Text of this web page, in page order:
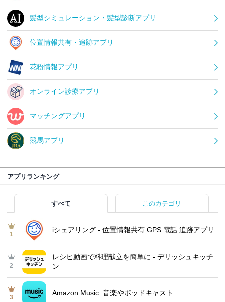
髪型シミュレーション・髪型診断アプリ
位置情報共有・追跡アプリ
花粉情報アプリ
オンライン診療アプリ
マッチングアプリ
競馬アプリ
アプリランキング
すべて このカテゴリ
1
iシェアリング - 位置情報共有 GPS 電話 追跡アプリ
2
レシピ動画で料理献立を簡単‪に - デリッシュキッチ
ン
3
Amazon Music: 音楽やポッドキャスト